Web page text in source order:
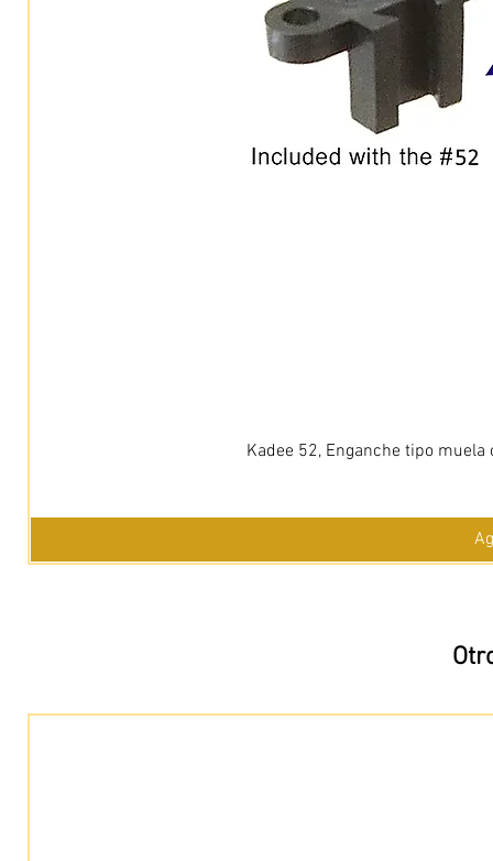
Kadee 52, Enganche tipo